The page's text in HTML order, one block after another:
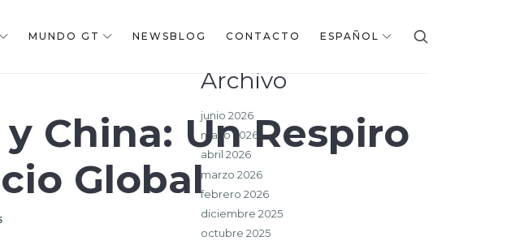
MUNDO GT NEWSBLOG CONTACTO ESPAÑOL
China: Un Respiro
Global
Archivo
junio 2026
mayo 2026
abril 2026
marzo 2026
febrero 2026
diciembre 2025
octubre 2025